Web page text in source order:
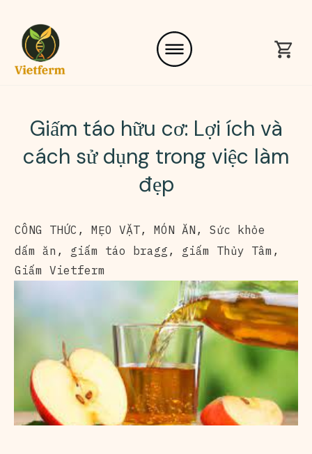
Giấm táo hữu cơ: Lợi ích và
cách sử dụng trong việc làm
đẹp
CÔNG THỨC , MẸO VẶT, MÓN ĂN , Sức khỏe
dấm ăn , giấm táo bragg , giấm Thủy Tâm ,
Giấm Vietferm